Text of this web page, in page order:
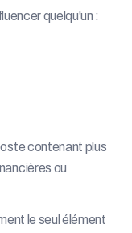
quelqu'un :
contenant plus
ou
le seul élément